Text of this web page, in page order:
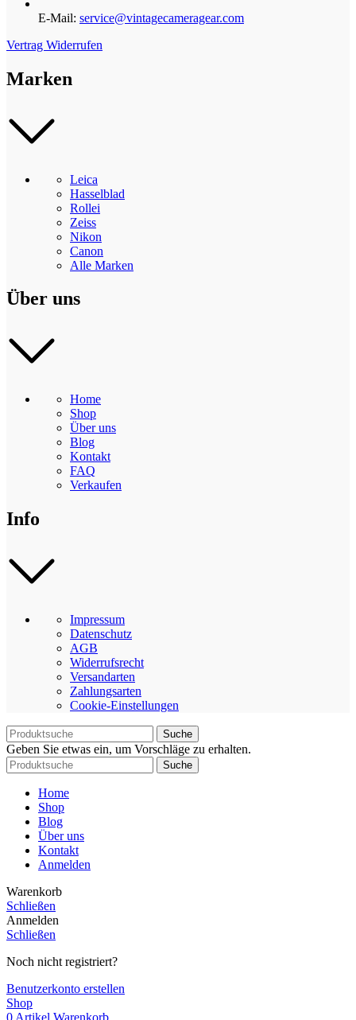
E-Mail: service@vintagecameragear.com
Vertrag Widerrufen
Marken
Leica
Hasselblad
Rollei
Zeiss
Nikon
Canon
Alle Marken
Über uns
Home
Shop
Über uns
Blog
Kontakt
FAQ
Verkaufen
Info
Impressum
Datenschutz
AGB
Widerrufsrecht
Versandarten
Zahlungsarten
Cookie-Einstellungen
Suche
Geben Sie etwas ein, um Vorschläge zu erhalten.
Suche
Home
Shop
Blog
Über uns
Kontakt
Anmelden
Warenkorb
Schließen
Anmelden
Schließen
Noch nicht registriert?
Benutzerkonto erstellen
Shop